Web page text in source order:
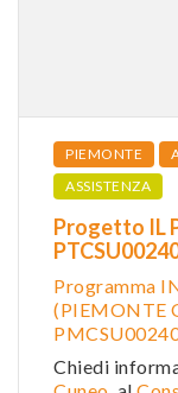
PIEMONTE
ASSISTENZA
Progetto IL
Programma
(PIEMONTE
Chiedi